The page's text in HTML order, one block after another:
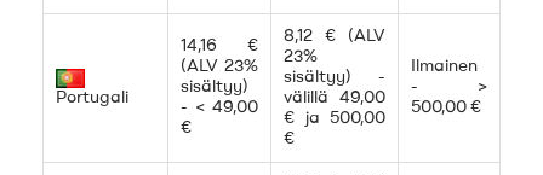
Portugali
14,16 €
(ALV 23%
sisältyy)
- < 49,00
€
8,12 € (ALV
23%
sisältyy) -
välillä 49,00
€ ja 500,00
€
Ilmainen
- >
500,00 €